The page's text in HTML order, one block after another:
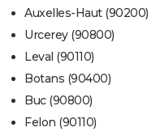
Auxelles-Haut (90200)
Urcerey (90800)
Leval (90110)
Botans (90400)
Buc (90800)
Felon (90110)